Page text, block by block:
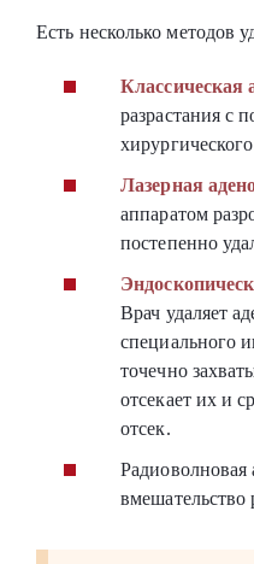
Есть несколько методов
Классическая
разрастания с
Лазерная
аппаратом
постепенно
Врач удаляет
специального
точечно
отсекает их и
отсек.